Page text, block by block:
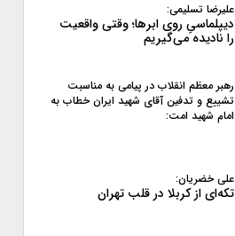
علیرضا تسلیمی:
دیپلماسیِ روی ابرها؛ وقتی واقعیت
را نادیده می‌گیریم
رهبر معظم انقلاب در پیامی به‌ مناسبت
تشییع و تدفین آقای شهید ایران خطاب به
امام شهید امت:
علی خضریان:
تکه‌ای از کربلا در قلب تهران